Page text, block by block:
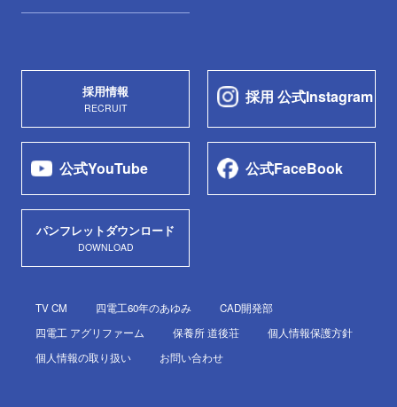
採用情報
RECRUIT
採用 公式Instagram
公式YouTube 公式FaceBook
パンフレットダウンロード
DOWNLOAD
TV CM 四電工60年のあゆみ
CAD開発部
四電工 アグリファーム
保養所 道後荘
個人情報保護方針
個人情報の取り扱い
お問い合わせ